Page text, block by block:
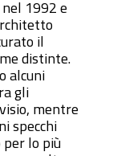
1992 e
il
distinte.
alcuni
gli
mentre
specchi
lo più